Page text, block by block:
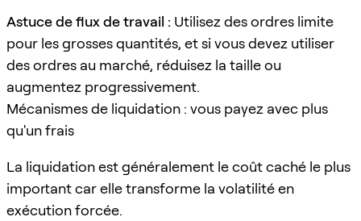
Astuce de flux de travail : Utilisez des ordres limite
pour les grosses quantités, et si vous devez utiliser
des ordres au marché, réduisez la taille ou
augmentez progressivement.
Mécanismes de liquidation : vous payez avec plus
qu'un frais
La liquidation est généralement le coût caché le plus
important car elle transforme la volatilité en
exécution forcée.